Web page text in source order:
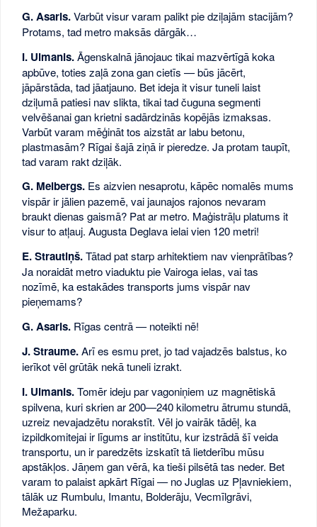
G. Asaris.Varbūt visur varam palikt pie dziļajām stacijām?
Protams, tad metro maksās dārgāk…
I. Ulmanis.Āgenskalnā jānojauc tikai mazvērtīgā koka
apbūve, toties zaļā zona gan cietīs — būs jācērt,
jāpārstāda, tad jāatjauno. Bet ideja it visur tuneli laist
dziļumā patiesi nav slikta, tikai tad čuguna segmenti
velvēšanai gan krietni sadārdzinās kopējās izmaksas.
Varbūt varam mēģināt tos aizstāt ar labu betonu,
plastmasām? Rīgai šajā ziņā ir pieredze. Ja protam taupīt,
tad varam rakt dziļāk.
G. Melbergs. Es aizvien nesaprotu, kāpēc nomalēs mums
vispār ir jālien pazemē, vai jaunajos rajonos nevaram
braukt dienas gaismā? Pat ar metro. Maģistrāļu platums it
visur to atļauj. Augusta Deglava ielai vien 120 metri!
E. Strautiņš.Tātad pat starp arhitektiem nav vienprātības?
Ja noraidāt metro viaduktu pie Vairoga ielas, vai tas
nozīmē, ka estakādes transports jums vispār nav
pieņemams?
G. Asaris. Rīgas centrā — noteikti nē!
J. Straume.Arī es esmu pret, jo tad vajadzēs balstus, ko
ierīkot vēl grūtāk nekā tuneli izrakt.
I. Ulmanis.Tomēr ideju par vagoniņiem uz magnētiskā
spilvena, kuri skrien ar 200—240 kilometru ātrumu stundā,
uzreiz nevajadzētu norakstīt. Vēl jo vairāk tādēļ, ka
izpildkomitejai ir līgums ar institūtu, kur izstrādā šī veida
transportu, un ir paredzēts izskatīt tā lietderību mūsu
apstākļos. Jāņem gan vērā, ka tieši pilsētā tas neder. Bet
varam to palaist apkārt Rīgai — no Juglas uz Pļavniekiem,
tālāk uz Rumbulu, Imantu, Bolderāju, Vecmīlgrāvi,
Mežaparku.